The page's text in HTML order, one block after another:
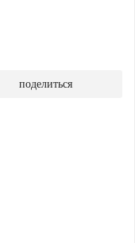
поделиться